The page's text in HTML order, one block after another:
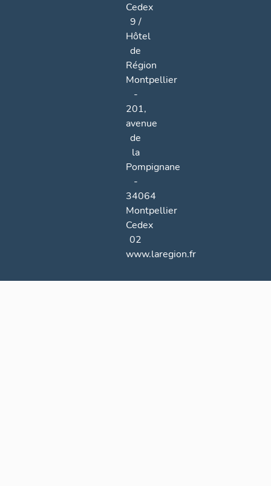
Cedex
9 /
Hôtel
de
Région
Montpellier
-
201,
avenue
de
la
Pompignane
-
34064
Montpellier
Cedex
02
www.laregion.fr